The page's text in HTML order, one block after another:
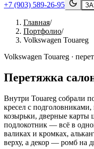
+7 (903) 589-26-95
Главная/
Портфолио/
Volkswagen Touareg
Volkswagen Touareg ·
Перетяжка
Внутри Touareg собрали
кресел с
козырьки, дверные карты
подлокотник — всё в
валиках и кромках,
верху, а декор — ромб на